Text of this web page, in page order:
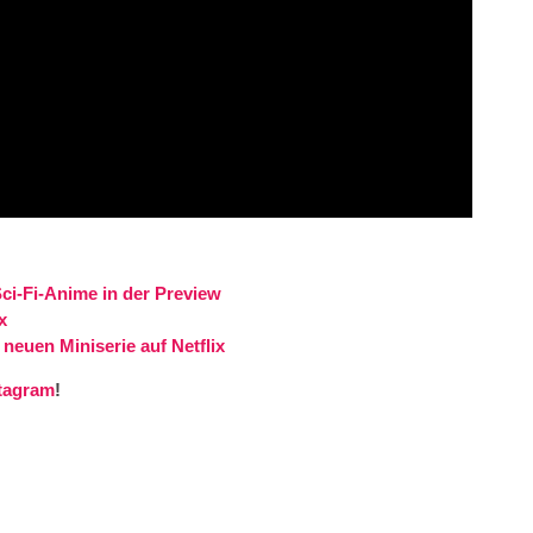
Fi-Anime in der Preview
Miniserie auf Netflix
!